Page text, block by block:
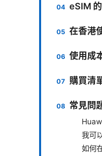
eSIM
在香港
使用成
購買清
常見問
我可
如何